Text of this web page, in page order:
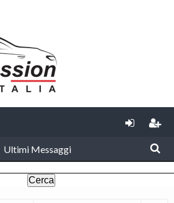
Ultimi Messaggi